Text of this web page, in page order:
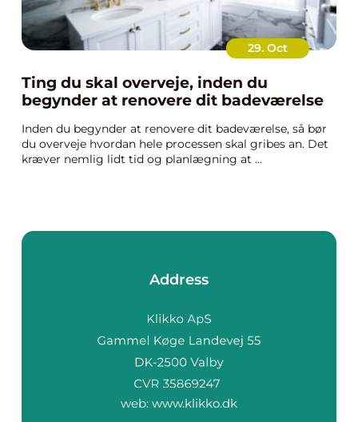
29. Oct
Ting du skal overveje, inden du
begynder at renovere dit badeværelse
Inden du begynder at renovere dit badeværelse, så bør
du overveje hvordan hele processen skal gribes an. Det
kræver nemlig lidt tid og planlægning at ...
Address
web: www.klikko.dk